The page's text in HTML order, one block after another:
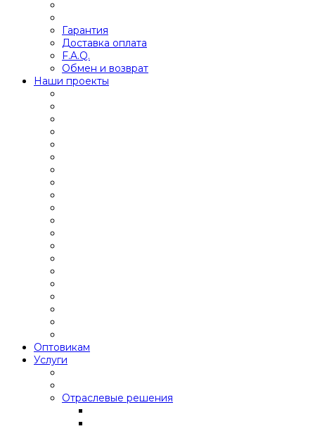
Гарантия
Доставка оплата
F.A.Q.
Обмен и возврат
Наши проекты
Оптовикам
Услуги
Отраслевые решения